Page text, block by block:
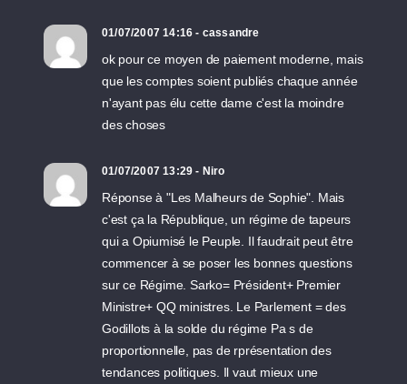
01/07/2007 14:16 - cassandre
ok pour ce moyen de paiement moderne, mais
que les comptes soient publiés chaque année
n'ayant pas élu cette dame c'est la moindre
des choses
01/07/2007 13:29 - Niro
Réponse à "Les Malheurs de Sophie". Mais
c'est ça la République, un régime de tapeurs
qui a Opiumisé le Peuple. Il faudrait peut être
commencer à se poser les bonnes questions
sur ce Régime. Sarko= Président+ Premier
Ministre+ QQ ministres. Le Parlement = des
Godillots à la solde du régime Pa s de
proportionnelle, pas de rprésentation des
tendances politiques. Il vaut mieux une